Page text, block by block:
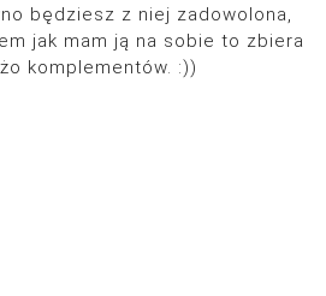
będziesz z niej zadowolona,
jak mam ją na sobie to zbiera
komplementów. :))